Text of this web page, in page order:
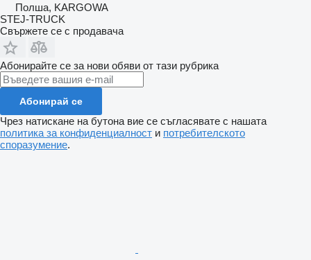
Полша, KARGOWA
STEJ-TRUCK
Свържете се с продавача
Абонирайте се за нови обяви от тази рубрика
Абонирай се
Чрез натискане на бутона вие се съгласявате с нашата
политика за конфиденциалност и потребителското
споразумение.